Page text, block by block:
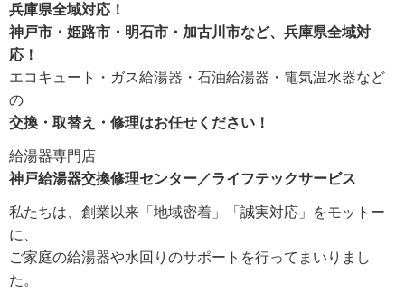
兵庫県全域対応！
神戸市・姫路市・明石市・加古川市など、兵庫県全域対
応！
エコキュート・ガス給湯器・石油給湯器・電気温水器など
の
交換・取替え・修理はお任せください！
給湯器専門店
神戸給湯器交換修理センター／ライフテックサービス
私たちは、創業以来「地域密着」「誠実対応」をモットー
に、
ご家庭の給湯器や水回りのサポートを行ってまいりまし
た。